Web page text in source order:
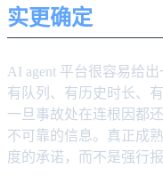
实更确定
AI agent 平台很容易给
有队列、有历史时长、
一旦事故处在连根因都
不可靠的信息。真正成
度的承诺，而不是强行